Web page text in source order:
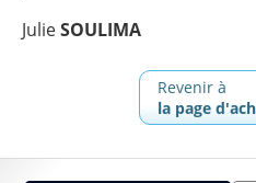
JulieSOULIMA
Revenir à
la page